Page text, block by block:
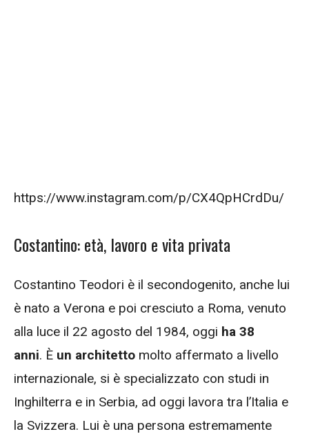
https://www.instagram.com/p/CX4QpHCrdDu/
Costantino: età, lavoro e vita privata
Costantino Teodori è il secondogenito, anche lui
è nato a Verona e poi cresciuto a Roma, venuto
alla luce il 22 agosto del 1984, oggi ha 38
anni. È un architetto molto affermato a livello
internazionale, si è specializzato con studi in
Inghilterra e in Serbia, ad oggi lavora tra l’Italia e
la Svizzera. Lui è una persona estremamente